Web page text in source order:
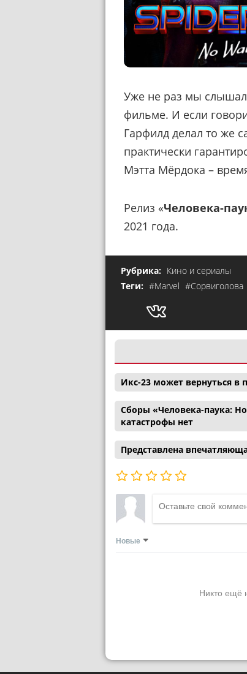
Уже не раз мы
фильме. И если
Гарфилд делал то же
практически
Мэтта Мёрдока –
Релиз «Человека-
2021 года.
Рубрика: Кино и сериалы
Теги: #Marvel #Сорвиголова
Икс-23 может вернуться в
Сборы «Человека-паука:
катастрофы нет
Представлена
Новые
Никто ещё